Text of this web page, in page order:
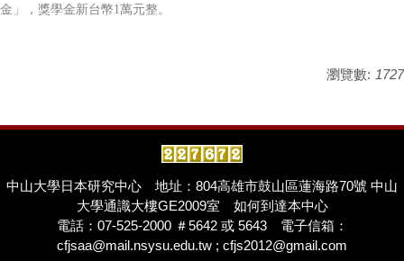
金」，獎學金新台幣1萬元整。
瀏覽數: 1727
中山大學日本研究中心 地址：804高雄市鼓山區蓮海路70號 中山
大學通識大樓GE2009室 如何到達本中心
電話：07-525-2000 ＃5642 或 5643 電子信箱：
cfjsaa@mail.nsysu.edu.tw ; cfjs2012@gmail.com